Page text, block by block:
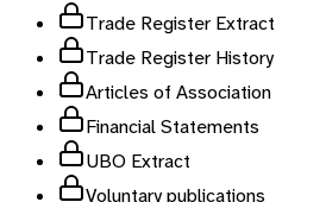
Trade Register Extract
Trade Register History
Articles of Association
Financial Statements
UBO Extract
Voluntary publications